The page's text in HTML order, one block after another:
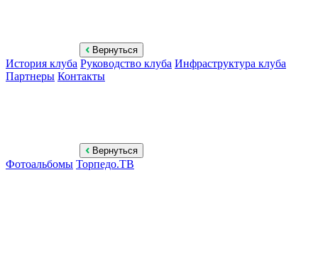
Вернуться
История клуба Руководство клуба Инфраструктура клуба
Партнеры Контакты
Вернуться
Фотоальбомы Торпедо.ТВ